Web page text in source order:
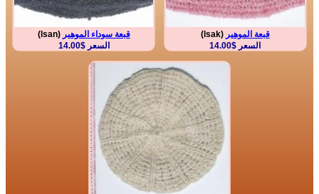
قبعة الموهير(lsak)
السعر $14.00
قبعة سوداء الموهير(lsan)
السعر $14.00